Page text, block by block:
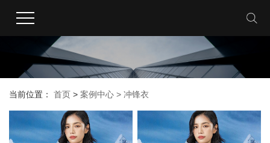
当前位置： 首页 > 案例中心 > 冲锋衣